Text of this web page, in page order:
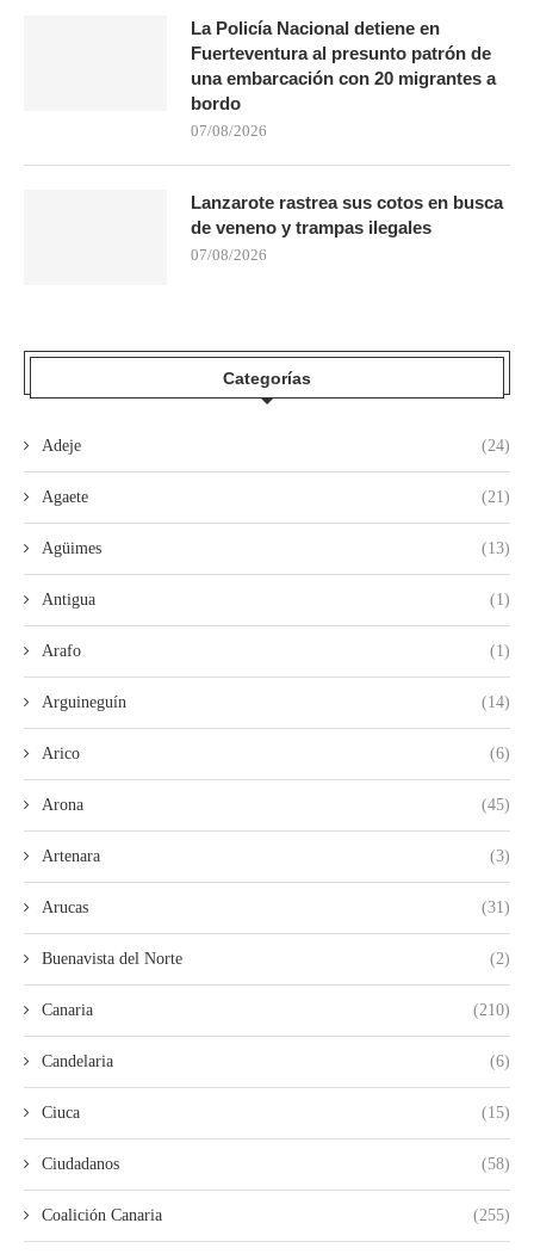
La Policía Nacional detiene en
Fuerteventura al presunto patrón de
una embarcación con 20 migrantes a
bordo
07/08/2026
Lanzarote rastrea sus cotos en busca
de veneno y trampas ilegales
07/08/2026
Categorías
Adeje (24)
Agaete (21)
Agüimes (13)
Antigua (1)
Arafo (1)
Arguineguín (14)
Arico (6)
Arona (45)
Artenara (3)
Arucas (31)
Buenavista del Norte (2)
Canaria (210)
Candelaria (6)
Ciuca (15)
Ciudadanos (58)
Coalición Canaria (255)